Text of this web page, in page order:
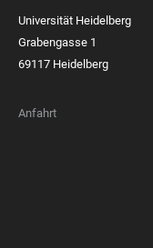
Universität Heidelberg
Grabengasse 1
69117 Heidelberg
Anfahrt